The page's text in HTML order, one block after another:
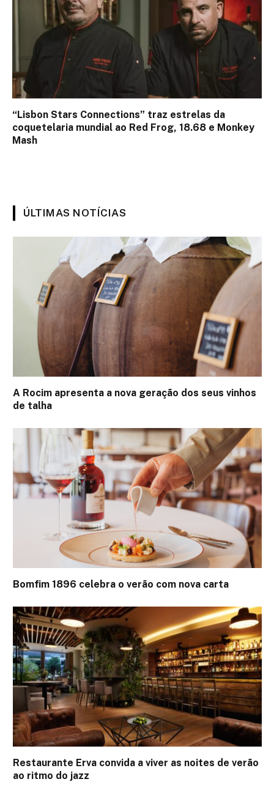
“Lisbon Stars Connections” traz estrelas da
coquetelaria mundial ao Red Frog, 18.68 e Monkey
Mash
ÚLTIMAS NOTÍCIAS
A Rocim apresenta a nova geração dos seus vinhos
de talha
Bomfim 1896 celebra o verão com nova carta
Restaurante Erva convida a viver as noites de verão
ao ritmo do jazz